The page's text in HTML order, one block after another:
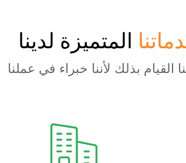
المتميزة لدينا
القيام بذلك لأننا خبراء في عملنا